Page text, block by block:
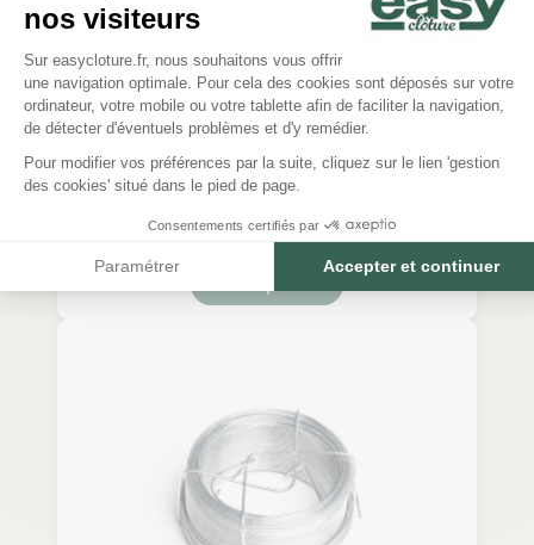
nos visiteurs
Plateforme de Gestion du
Sur easycloture.fr, nous souhaitons vous offrir
une navigation optimale. Pour cela des cookies sont déposés sur votre
ordinateur, votre mobile ou votre tablette afin de faciliter la navigation,
de détecter d'éventuels problèmes et d'y remédier.
Pour modifier vos préférences par la suite, cliquez sur le lien 'gestion
des cookies' situé dans le pied de page.
Consentements certifiés par
Paramétrer Accepter et continuer
Axeptio consent
Haie artificielle 129 brins
36,90 € TTC